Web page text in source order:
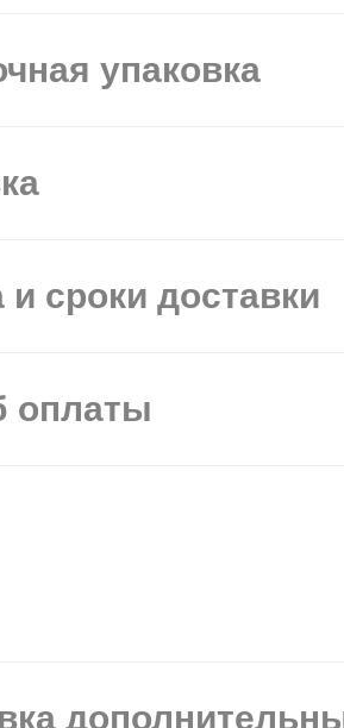
упаковка
и сроки доставки
оплаты